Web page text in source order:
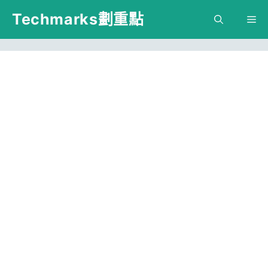
跳
主
Techmarks劃重點